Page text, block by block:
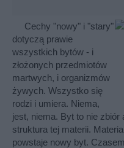
Cechy "nowy" i "stary"
dotyczą prawie
wszystkich bytów - i
złożonych przedmiotów
martwych, i organizmów
żywych. Wszystko się
rodzi i umiera. Niema,
jest, niema. Byt to nie zbiór
struktura tej materii.
powstaje nowy byt.